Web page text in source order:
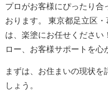
プロがお客様にぴったり合
おります。 東京都足立区
は、楽塗にお任せください
ロー、お客様サポートを心
まずは、お住まいの現状を
しょう。